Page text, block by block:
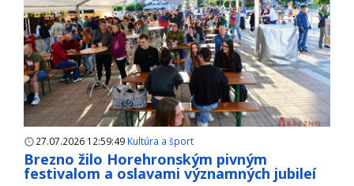
27.07.2026 12:59:49 Kultúra a šport
Brezno žilo Horehronským pivným
festivalom a oslavami významných jubileí